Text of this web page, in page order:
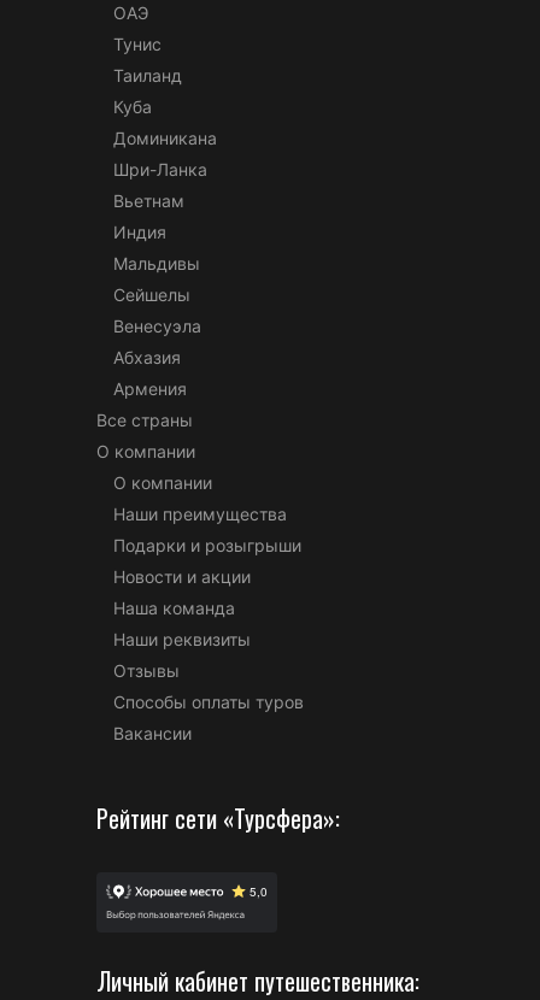
ОАЭ
Тунис
Таиланд
Куба
Доминикана
Шри-Ланка
Вьетнам
Индия
Мальдивы
Сейшелы
Венесуэла
Абхазия
Армения
Все страны
О компании
О компании
Наши преимущества
Подарки и розыгрыши
Новости и акции
Наша команда
Наши реквизиты
Отзывы
Способы оплаты туров
Вакансии
Рейтинг сети «Турсфера»:
Личный кабинет путешественника: